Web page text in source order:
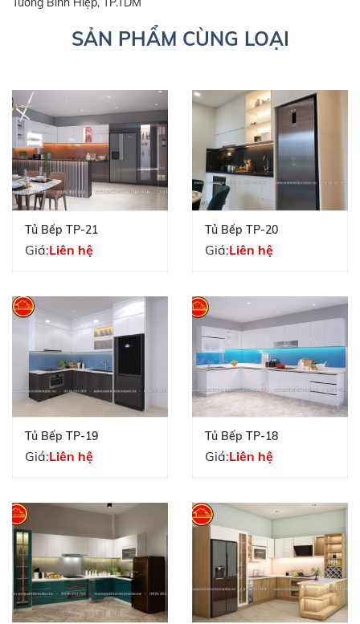
SẢN PHẨM CÙNG LOẠI
Tủ Bếp TP-21
Giá:Liên hệ
Tủ Bếp TP-20
Giá:Liên hệ
Tủ Bếp TP-19
Giá:Liên hệ
Tủ Bếp TP-18
Giá:Liên hệ